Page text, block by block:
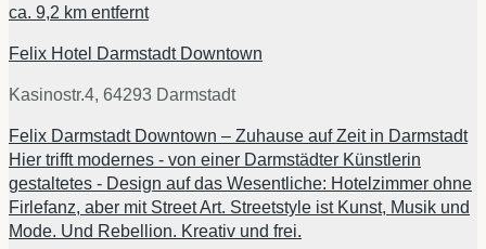
ca. 9,2 km entfernt
Felix Hotel Darmstadt Downtown
Kasinostr.4, 64293 Darmstadt
Felix Darmstadt Downtown – Zuhause auf Zeit in Darmstadt
Hier trifft modernes - von einer Darmstädter Künstlerin
gestaltetes - Design auf das Wesentliche: Hotelzimmer ohne
Firlefanz, aber mit Street Art. Streetstyle ist Kunst, Musik und
Mode. Und Rebellion. Kreativ und frei.